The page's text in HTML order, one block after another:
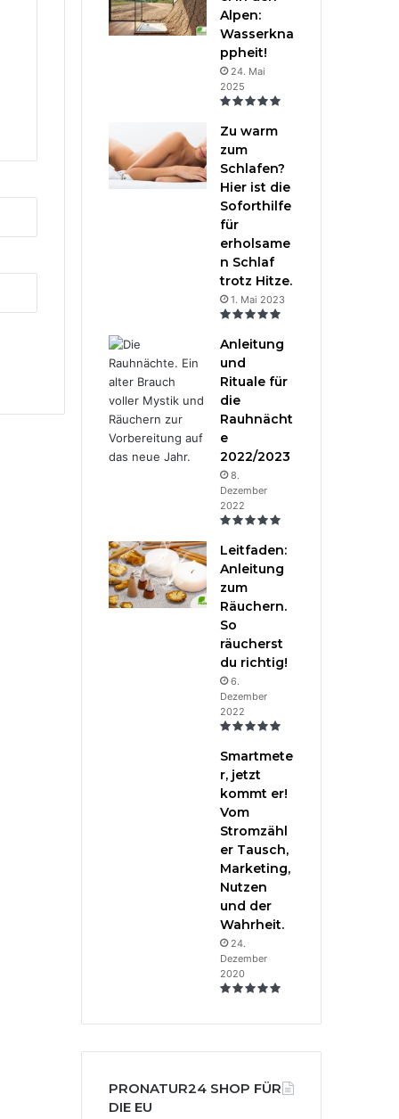
Alpen:
Wasserkna
ppheit!
24. Mai
2025
Zu warm
zum
Schlafen?
Hier ist die
Soforthilfe
für
erholsame
n Schlaf
trotz Hitze.
1. Mai 2023
Anleitung
und
Rituale für
die
Rauhnächt
e
2022/2023
8.
Dezember
2022
Leitfaden:
Anleitung
zum
Räuchern.
So
räucherst
du richtig!
6.
Dezember
2022
Smartmete
r, jetzt
kommt er!
Vom
Stromzähl
er Tausch,
Marketing,
Nutzen
und der
Wahrheit.
24.
Dezember
2020
PRONATUR24 SHOP FÜR
DIE EU